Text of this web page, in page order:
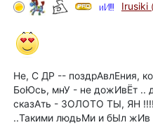
Irusiki
Не, С ДР -- поздрАвлЕния,
БоЮсь, мнУ - не дожИвЁт ..
сказАть - ЗОЛОТО ТЫ, ЯН
..Такими людьМи и бЫл жИв